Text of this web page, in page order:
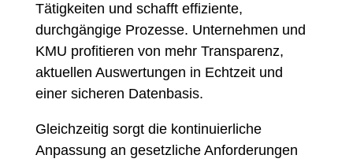
Tätigkeiten und schafft effiziente,
durchgängige Prozesse. Unternehmen und
KMU profitieren von mehr Transparenz,
aktuellen Auswertungen in Echtzeit und
einer sicheren Datenbasis.
Gleichzeitig sorgt die kontinuierliche
Anpassung an gesetzliche Anforderungen